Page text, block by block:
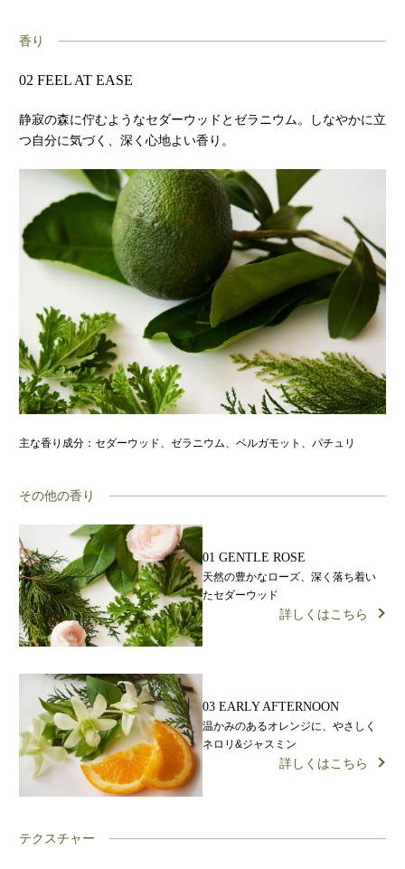
香り
02 FEEL AT EASE
静寂の森に佇むようなセダーウッドとゼラニウム。しなやかに立
つ自分に気づく、深く心地よい香り。
主な香り成分：セダーウッド、ゼラニウム、ベルガモット、パチュリ
その他の香り
01 GENTLE ROSE
天然の豊かなローズ、深く落ち着い
たセダーウッド
詳しくはこちら
03 EARLY AFTERNOON
温かみのあるオレンジに、やさしく
ネロリ&ジャスミン
詳しくはこちら
テクスチャー